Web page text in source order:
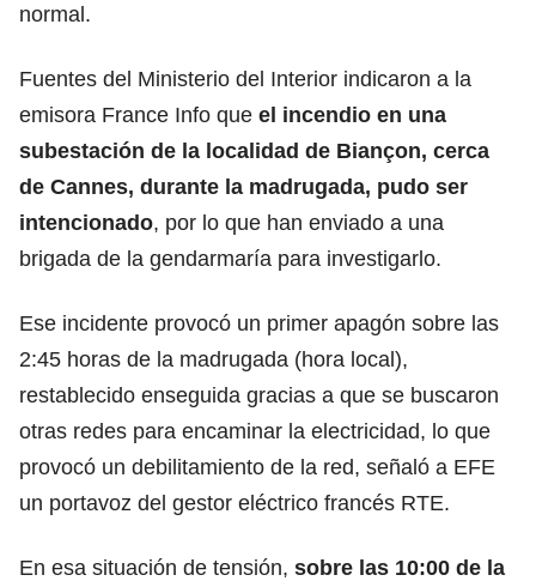
normal.
Fuentes del Ministerio del Interior indicaron a la
emisora France Info que el incendio en una
subestación de la localidad de Biançon, cerca
de Cannes, durante la madrugada, pudo ser
intencionado, por lo que han enviado a una
brigada de la gendarmaría para investigarlo.
Ese incidente provocó un primer apagón sobre las
2:45 horas de la madrugada (hora local),
restablecido enseguida gracias a que se buscaron
otras redes para encaminar la electricidad, lo que
provocó un debilitamiento de la red, señaló a EFE
un portavoz del gestor eléctrico francés RTE.
En esa situación de tensión, sobre las 10:00 de la